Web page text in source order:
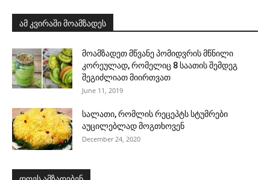
ამ კვირაში მოამზადეს
მოამზადეთ მწვანე პომიდვრის მწნილი
კორეულად, რომელიც 8 საათის შემდეგ
შეგიძლიათ მიირთვათ
June 11, 2019
სალათი, რომლის რეცეპტს სტუმრები
აუცილებლად მოგთხოვენ
December 24, 2020